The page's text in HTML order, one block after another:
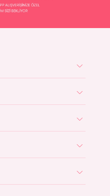
evde rahat bir gün geçirmek ya
şık hem de rahat bir seçenektir.
Penti’nin pembe pijama
bırakır, böylece rahat bir uyku
bir stil arıyorsanız ya da
hareket özgürlüğü ve